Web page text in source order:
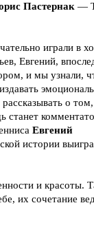
Пастернак —
играли в
Евгений,
и мы узнали,
о
станет
Евгений
истории
и красоты.
их сочетание